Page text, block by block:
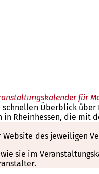
für
Überblick über
Rheinhessen, die mit
des jeweiligen
sie im